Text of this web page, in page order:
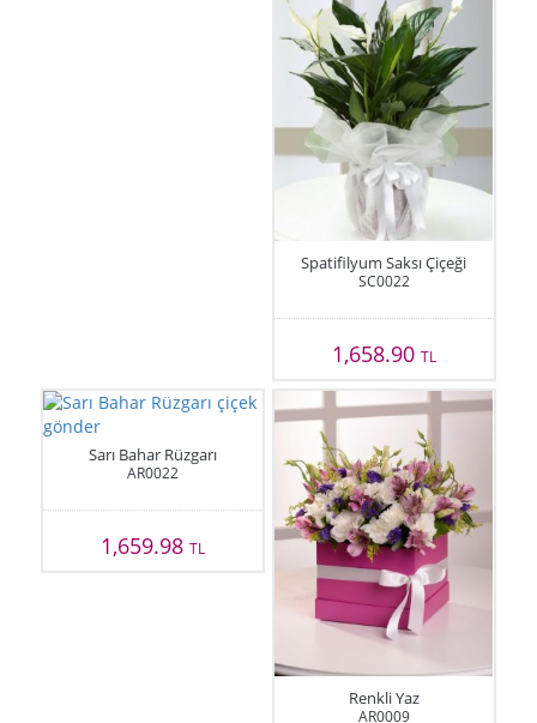
Spatifilyum Saksı Çiçeği
SC0022
1,658.90 TL
Sarı Bahar Rüzgarı
AR0022
1,659.98TL
Renkli Yaz
AR0009